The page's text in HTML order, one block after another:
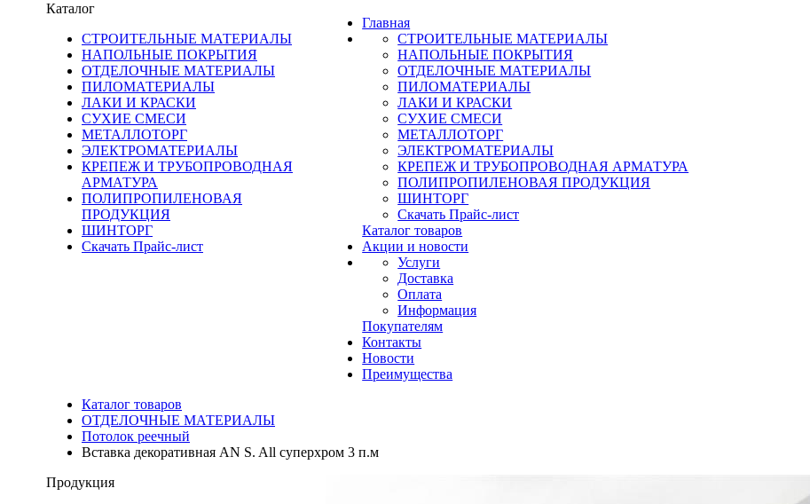
Каталог
СТРОИТЕЛЬНЫЕ МАТЕРИАЛЫ
НАПОЛЬНЫЕ ПОКРЫТИЯ
ОТДЕЛОЧНЫЕ МАТЕРИАЛЫ
ПИЛОМАТЕРИАЛЫ
ЛАКИ И КРАСКИ
СУХИЕ СМЕСИ
МЕТАЛЛОТОРГ
ЭЛЕКТРОМАТЕРИАЛЫ
КРЕПЕЖ И ТРУБОПРОВОДНАЯ
АРМАТУРА
ПОЛИПРОПИЛЕНОВАЯ
ПРОДУКЦИЯ
ШИНТОРГ
Скачать Прайс-лист
Главная
СТРОИТЕЛЬНЫЕ МАТЕРИАЛЫ
НАПОЛЬНЫЕ ПОКРЫТИЯ
ОТДЕЛОЧНЫЕ МАТЕРИАЛЫ
ПИЛОМАТЕРИАЛЫ
ЛАКИ И КРАСКИ
СУХИЕ СМЕСИ
МЕТАЛЛОТОРГ
ЭЛЕКТРОМАТЕРИАЛЫ
КРЕПЕЖ И ТРУБОПРОВОДНАЯ АРМАТУРА
ПОЛИПРОПИЛЕНОВАЯ ПРОДУКЦИЯ
ШИНТОРГ
Скачать Прайс-лист
Каталог товаров
Акции и новости
Услуги
Доставка
Оплата
Информация
Покупателям
Контакты
Новости
Преимущества
Каталог товаров
ОТДЕЛОЧНЫЕ МАТЕРИАЛЫ
Потолок реечный
Вставка декоративная AN S. All суперхром 3 п.м
Продукция